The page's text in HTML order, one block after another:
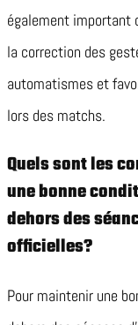
également important
la correction des
automatismes et
lors des matchs.
Quels sont les
une bonne
dehors des
officielles?
Pour maintenir une